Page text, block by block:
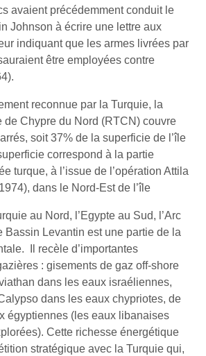
avaient précédemment conduit le
Johnson à écrire une lettre aux
indiquant que les armes livrées par
être employées contre
reconnue par la Turquie, la
de Chypre du Nord (RTCN) couvre
soit 37% de la superficie de l’île
correspond à la partie
turque, à l’issue de l’opération Attila
dans le Nord-Est de l’île
au Nord, l’Egypte au Sud, l’Arc
Bassin Levantin est une partie de la
Il recèle d’importantes
: gisements de gaz off-shore
dans les eaux israéliennes,
dans les eaux chypriotes, de
égyptiennes (les eaux libanaises
Cette richesse énergétique
stratégique avec la Turquie qui,